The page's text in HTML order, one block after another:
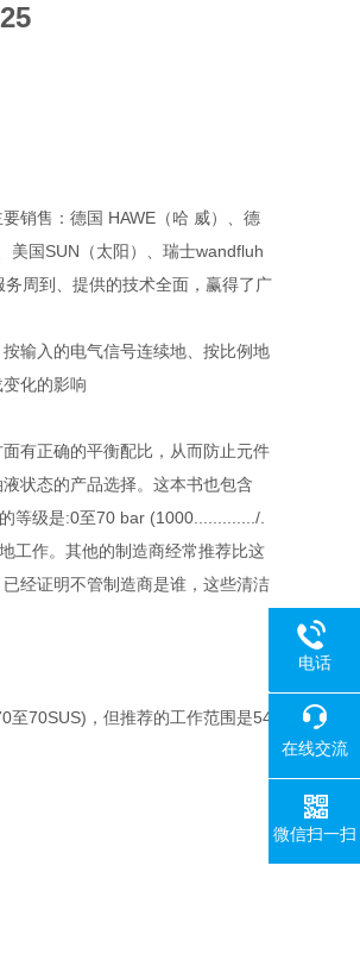
销售：德国 HAWE（哈 威）、德
美国SUN（太阳）、瑞士wandfluh
周到、提供的技术全面，赢得了广
输入的电气信号连续地、按比例地
化的影响
有正确的平衡配比，从而防止元件
状态的产品选择。这本书也包含
等级是:0至70 bar (1000............./.
工作。其他的制造商经常推荐比这
经证明不管制造商是谁，这些清洁
70SUS)，但推荐的工作范围是54
电话
在线交流
微信扫一扫